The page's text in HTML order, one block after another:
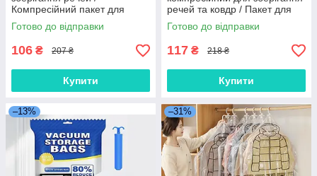
Компресійний пакет для
одягу та ковдр 40*60*32
Готово до відправки
106 ₴ 207 ₴
Купити
речей та ковдр / Пакет для
зберігання речей економія
місця 50*70 см
Готово до відправки
117 ₴ 218 ₴
Купити
–13% –31%